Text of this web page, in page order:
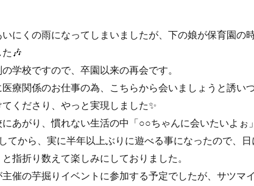
にくの雨になってしまいましたが、下の娘が保育園の
🎶
学校ですので、卒園以来の再会です。
療関係のお仕事の為、こちらから会いましょうと誘い
くださり、やっと実現しました✨
あがり、慣れない生活の中「○○ちゃんに会いたいよぉ
てから、実に半年以上ぶりに遊べる事になったので、
指折り数えて楽しみにしておりました。
催の芋掘りイベントに参加する予定でしたが、サツマ